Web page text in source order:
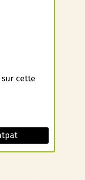
sur cette